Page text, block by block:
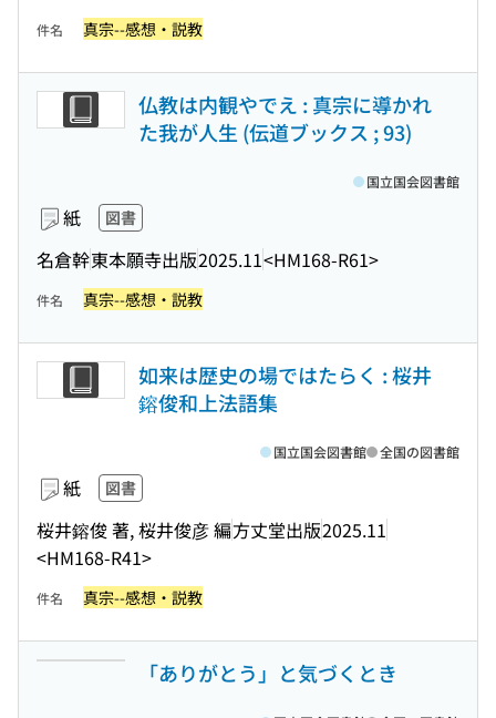
件名 真宗--感想・説教
仏教は内観やでえ : 真宗に導かれ
た我が人生 (伝道ブックス ; 93)
紙 図書
名倉幹東本願寺出版2025.11<HM168-R61>
国立国会図書館
件名 真宗--感想・説教
如来は歴史の場ではたらく : 桜井
鎔俊和上法語集
紙 図書
桜井鎔俊 著, 桜井俊彦 編方丈堂出版2025.11
<HM168-R41>
国立国会図書館 全国の図書館
件名 真宗--感想・説教
「ありがとう」と気づくとき